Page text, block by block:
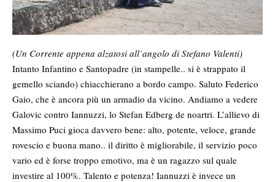
(Un Corrente appena alzatosi all’angolo di Stefano Valenti)
Intanto Infantino e Santopadre (in stampelle.. si è strappato il
gemello sciando) chiacchierano a bordo campo. Saluto Federico
Gaio, che è ancora più un armadio da vicino. Andiamo a vedere
Galovic contro Iannuzzi, lo Stefan Edberg de noartri. L’allievo di
Massimo Puci gioca davvero bene: alto, potente, veloce, grande
rovescio e buona mano.. il diritto è migliorabile, il servizio poco
vario ed è forse troppo emotivo, ma è un ragazzo sul quale
investire al 100%. Talento e potenza! Iannuzzi è invece un